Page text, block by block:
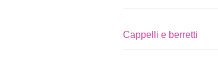
Cappelli e berretti